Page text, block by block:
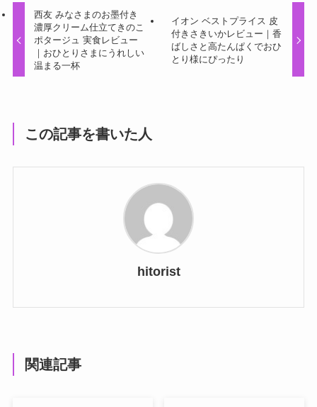
西友 みなさまのお墨付き
濃厚クリーム仕立てきのこ
ポタージュ 実食レビュー
｜おひとりさまにうれしい
温まる一杯
イオン ベストプライス 皮
付きさきいかレビュー｜香
ばしさと高たんぱくでおひ
とり様にぴったり
この記事を書いた人
hitorist
関連記事